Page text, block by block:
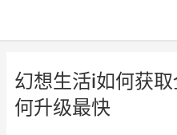
幻想生活i如何获
何升级最快